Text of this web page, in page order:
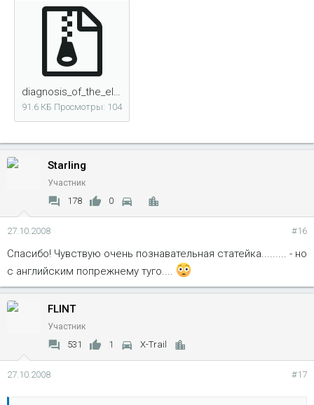
91.6 КБ Просмотры: 104
Starling
Участник
178 0
27.10.2008 #16
Спасибо! Чувствую очень познавательная статейка......... - но
с английским попрежнему туго....
FLINT
Участник
531 1 X-Trail
27.10.2008 #17